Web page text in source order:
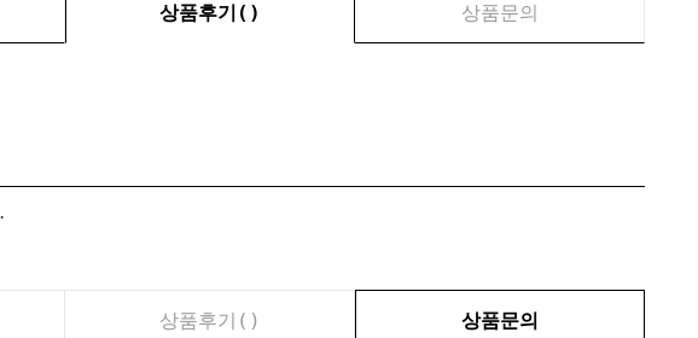
상품후기( ) 상품문의
상품후기( ) 상품문의